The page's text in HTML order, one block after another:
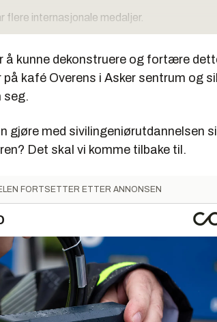
flere internasjonale medaljer.
AS.
å kunne dekonstruere og fortære
kafé Overens i Asker sentrum og
seg.
gjøre med sivilingeniørutdannelsen
Det skal vi komme tilbake til.
FORTSETTER ETTER ANNONSEN